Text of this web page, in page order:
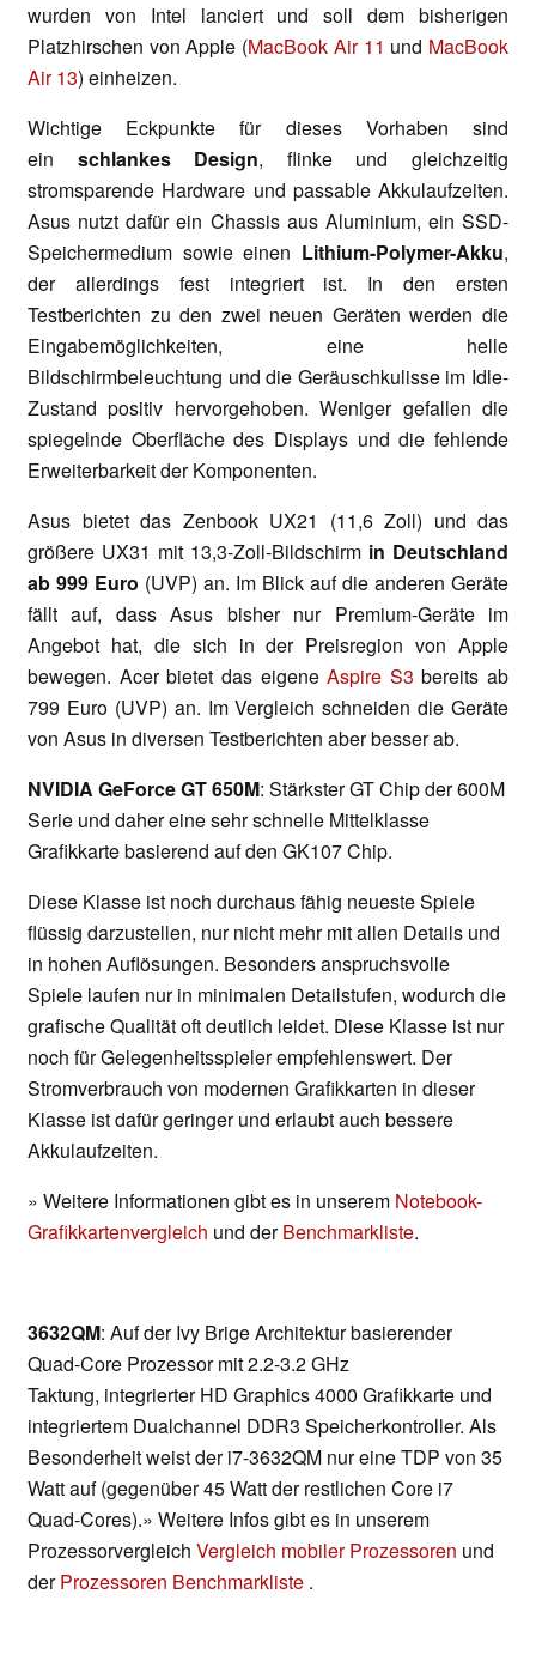
wurden von Intel lanciert und soll dem bisherigen
Platzhirschen von Apple (MacBook Air 11 und MacBook
Air 13) einheizen.
Wichtige Eckpunkte für dieses Vorhaben sind
ein schlankes Design, flinke und gleichzeitig
stromsparende Hardware und passable Akkulaufzeiten.
Asus nutzt dafür ein Chassis aus Aluminium, ein SSD-
Speichermedium sowie einen Lithium-Polymer-Akku,
der allerdings fest integriert ist. In den ersten
Testberichten zu den zwei neuen Geräten werden die
Eingabemöglichkeiten, eine helle
Bildschirmbeleuchtung und die Geräuschkulisse im Idle-
Zustand positiv hervorgehoben. Weniger gefallen die
spiegelnde Oberfläche des Displays und die fehlende
Erweiterbarkeit der Komponenten.
Asus bietet das Zenbook UX21 (11,6 Zoll) und das
größere UX31 mit 13,3-Zoll-Bildschirm in Deutschland
ab 999 Euro (UVP) an. Im Blick auf die anderen Geräte
fällt auf, dass Asus bisher nur Premium-Geräte im
Angebot hat, die sich in der Preisregion von Apple
bewegen. Acer bietet das eigeneAspire S3 bereits ab
799 Euro (UVP) an. Im Vergleich schneiden die Geräte
von Asus in diversen Testberichten aber besser ab.
NVIDIA GeForce GT 650M: Stärkster GT Chip der 600M
Serie und daher eine sehr schnelle Mittelklasse
Grafikkarte basierend auf den GK107 Chip.
Diese Klasse ist noch durchaus fähig neueste Spiele
flüssig darzustellen, nur nicht mehr mit allen Details und
in hohen Auflösungen. Besonders anspruchsvolle
Spiele laufen nur in minimalen Detailstufen, wodurch die
grafische Qualität oft deutlich leidet. Diese Klasse ist nur
noch für Gelegenheitsspieler empfehlenswert. Der
Stromverbrauch von modernen Grafikkarten in dieser
Klasse ist dafür geringer und erlaubt auch bessere
Akkulaufzeiten.
» Weitere Informationen gibt es in unserem Notebook-
Grafikkartenvergleich und derBenchmarkliste.
3632QM: Auf der Ivy Brige Architektur basierender
Quad-Core Prozessor mit 2.2-3.2 GHz
Taktung, integrierter HD Graphics 4000 Grafikkarte und
integriertem Dualchannel DDR3 Speicherkontroller. Als
Besonderheit weist der i7-3632QM nur eine TDP von 35
Watt auf (gegenüber 45 Watt der restlichen Core i7
Quad-Cores).» Weitere Infos gibt es in unserem
Prozessorvergleich Vergleich mobiler Prozessoren und
derProzessoren Benchmarkliste .